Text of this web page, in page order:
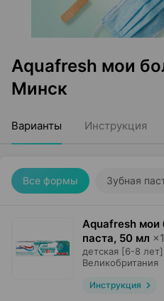
Aquafresh мои
Минск
Варианты Инструкция
Все формы Зубная
Aquafresh мои
паста, 50 мл ×1
детская [6-8 лет],
Великобритания
Инструкция